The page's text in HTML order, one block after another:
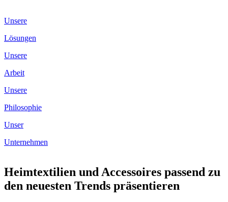
Unsere
Lösungen
Unsere
Arbeit
Unsere
Philosophie
Unser
Unternehmen
Heimtextilien und Accessoires passend zu
den neuesten Trends präsentieren